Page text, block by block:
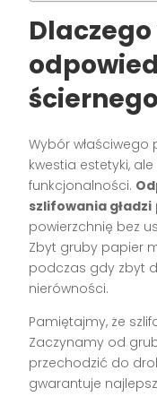
Wybór
kwestia estetyki,
funkcjonalności.
szlifowania gładzi
powierzchnię bez
Zbyt gruby papier
podczas gdy zbyt
nierówności.
Pamiętajmy, że
Zaczynamy od
przechodzić do
gwarantuje